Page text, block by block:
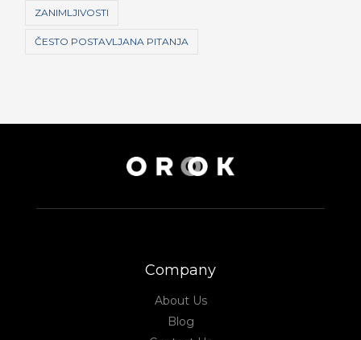
ZANIMLJIVOSTI
ČESTO POSTAVLJANA PITANJA
Company
About Us
Blog